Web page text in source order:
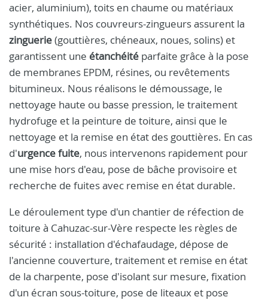
acier, aluminium), toits en chaume ou matériaux
synthétiques. Nos couvreurs-zingueurs assurent la
zinguerie(gouttières, chéneaux, noues, solins) et
garantissent une étanchéité parfaite grâce à la pose
de membranes EPDM, résines, ou revêtements
bitumineux. Nous réalisons le démoussage, le
nettoyage haute ou basse pression, le traitement
hydrofuge et la peinture de toiture, ainsi que le
nettoyage et la remise en état des gouttières. En cas
d'urgence fuite, nous intervenons rapidement pour
une mise hors d'eau, pose de bâche provisoire et
recherche de fuites avec remise en état durable.
Le déroulement type d'un chantier de réfection de
toiture à Cahuzac-sur-Vère respecte les règles de
sécurité : installation d'échafaudage, dépose de
l'ancienne couverture, traitement et remise en état
de la charpente, pose d'isolant sur mesure, fixation
d'un écran sous-toiture, pose de liteaux et pose